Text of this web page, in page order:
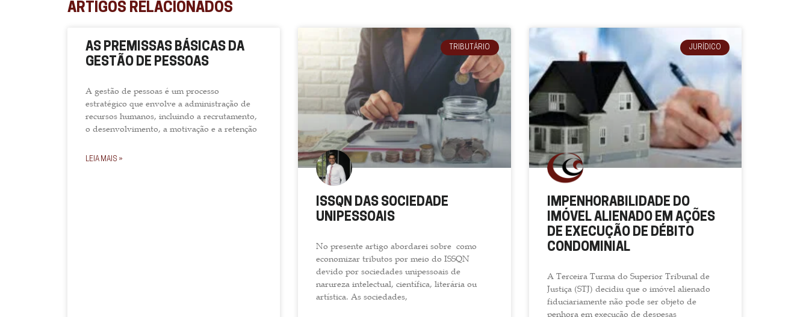
ARTIGOS RELACIONADOS
AS PREMISSAS BÁSICAS DA
GESTÃO DE PESSOAS
A gestão de pessoas é um processo
estratégico que envolve a administração de
recursos humanos, incluindo a recrutamento,
o desenvolvimento, a motivação e a retenção
LEIA MAIS »
TRIBUTÁRIO
ISSQN DAS SOCIEDADE
UNIPESSOAIS
No presente artigo abordarei sobre como
economizar tributos por meio do ISSQN
devido por sociedades unipessoais de
narureza intelectual, científica, literária ou
artística. As sociedades,
JURÍDICO
IMPENHORABILIDADE DO
IMÓVEL ALIENADO EM AÇÕES
DE EXECUÇÃO DE DÉBITO
CONDOMINIAL
A Terceira Turma do Superior Tribunal de
Justiça (STJ) decidiu que o imóvel alienado
fiduciariamente não pode ser objeto de
penhora em execução de despesas